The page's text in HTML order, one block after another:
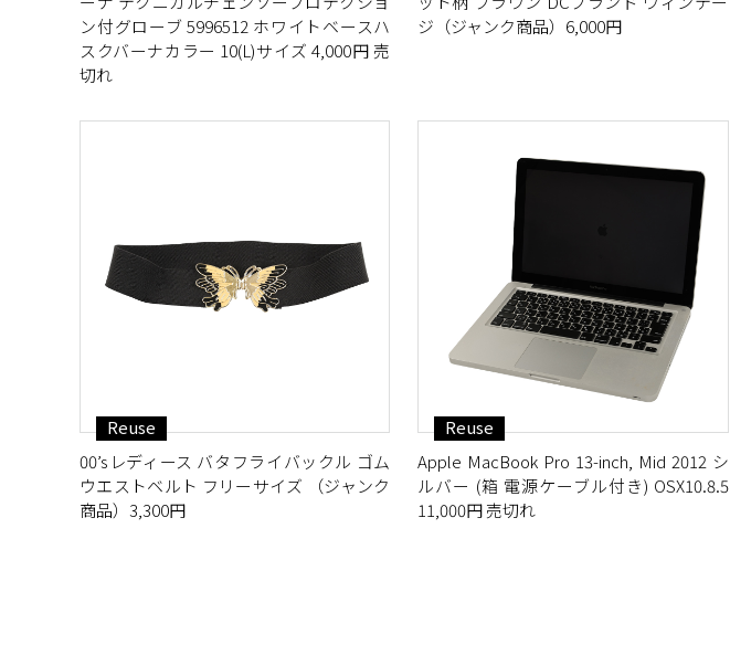
ン付グローブ 5996512 ホワイトベースハ
スクバーナカラー 10(L)サイズ 4,000円 売
切れ
ジ（ジャンク商品）6,000円
Reuse
00’sレディース バタフライバックル ゴム
ウエストベルト フリーサイズ （ジャンク
商品）3,300円
Reuse
Apple MacBook Pro 13-inch, Mid 2012 シ
ルバー (箱 電源ケーブル付き) OSX10.8.5
11,000円 売切れ